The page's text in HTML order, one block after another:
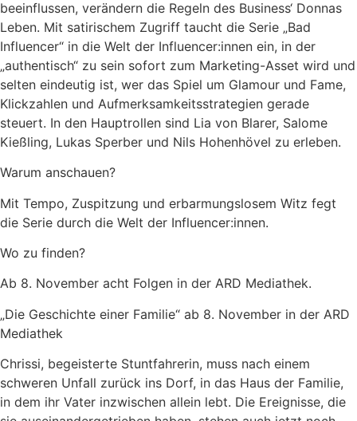
beeinflussen, verändern die Regeln des Business‘ Donnas
Leben. Mit satirischem Zugriff taucht die Serie „Bad
Influencer“ in die Welt der Influencer:innen ein, in der
„authentisch“ zu sein sofort zum Marketing-Asset wird und
selten eindeutig ist, wer das Spiel um Glamour und Fame,
Klickzahlen und Aufmerksamkeitsstrategien gerade
steuert. In den Hauptrollen sind Lia von Blarer, Salome
Kießling, Lukas Sperber und Nils Hohenhövel zu erleben.
Warum anschauen?
Mit Tempo, Zuspitzung und erbarmungslosem Witz fegt
die Serie durch die Welt der Influencer:innen.
Wo zu finden?
Ab 8. November acht Folgen in der ARD Mediathek.
„Die Geschichte einer Familie“ ab 8. November in der ARD
Mediathek
Chrissi, begeisterte Stuntfahrerin, muss nach einem
schweren Unfall zurück ins Dorf, in das Haus der Familie,
in dem ihr Vater inzwischen allein lebt. Die Ereignisse, die